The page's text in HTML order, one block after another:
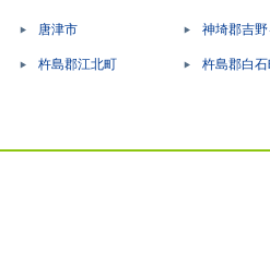
唐津市 神埼郡吉
杵島郡江北町 杵島郡白